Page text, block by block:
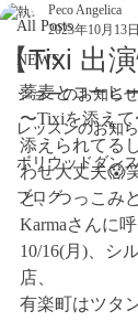
All Posts
NEWS
ショーのお知らせ
レッスンのお知
ボリウッドダンス
ブログ
【Tixi 出
Peco Angelica
2023年10月13日
蕎麦とコーヒ
〜Tixiを添えて
添えられてる
わせ大丈夫😱
と、つっこみ
Karmaさんに
10/16(月)、シ
店、
有楽町はツタ